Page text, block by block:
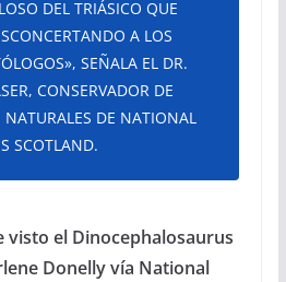
DEL TRIÁSICO QUE
A LOS
SEÑALA EL DR.
CONSERVADOR DE
NATURALES DE NATIONAL
SCOTLAND.
visto el Dinocephalosaurus
Donelly vía National